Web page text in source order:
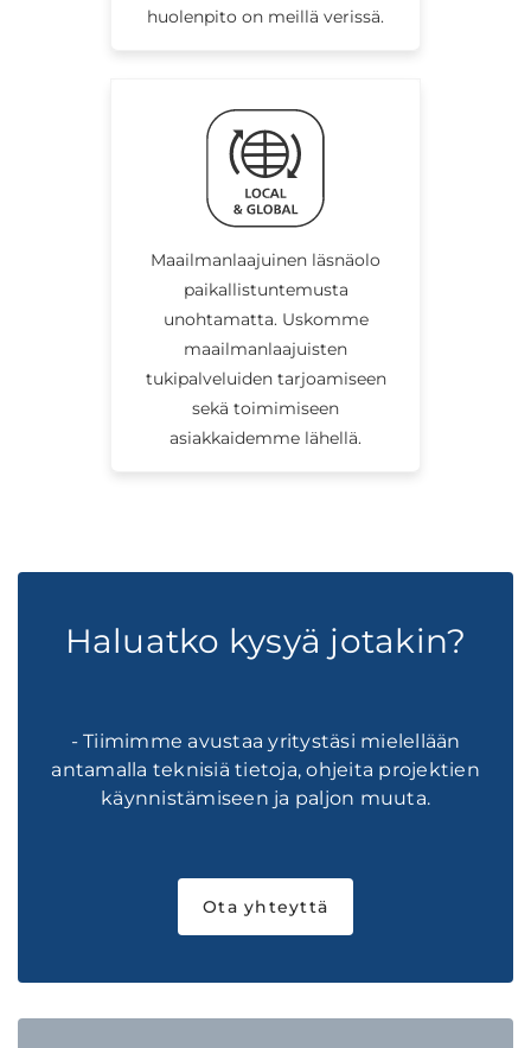
huolenpito on meillä verissä.
Maailmanlaajuinen läsnäolo
paikallistuntemusta
unohtamatta. Uskomme
maailmanlaajuisten
tukipalveluiden tarjoamiseen
sekä toimimiseen
asiakkaidemme lähellä.
Haluatko kysyä jotakin?
- Tiimimme avustaa yritystäsi mielellään
antamalla teknisiä tietoja, ohjeita projektien
käynnistämiseen ja paljon muuta.
Ota yhteyttä